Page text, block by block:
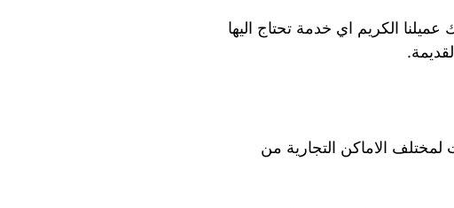
الكريم اي خدمة تحتاج اليها
لمختلف الاماكن التجارية من